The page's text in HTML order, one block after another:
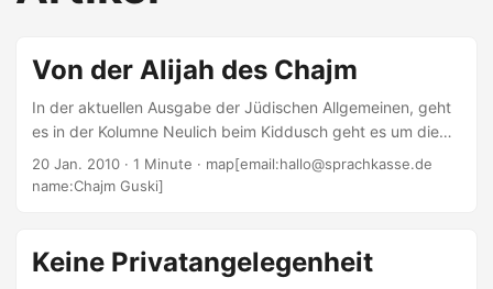
Von der Alijah des Chajm
In der aktuellen Ausgabe der Jüdischen Allgemeinen, geht
es in der Kolumne Neulich beim Kiddusch geht es um die
Alijah des Autoren. Irgendwie, möglicherweise, vielleicht,
eventuell… Hier kann man sie vollständig lesen.
20 Jan. 2010 · 1 Minute · map[email:hallo@sprachkasse.de
name:Chajm Guski]
Keine Privatangelegenheit